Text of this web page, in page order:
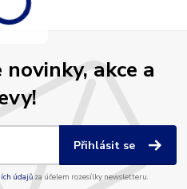
akce a
Přihlásit se
údajůza účelem rozesílky newsletteru.